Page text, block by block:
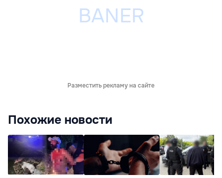
Разместить рекламу на сайте
Похожие новости